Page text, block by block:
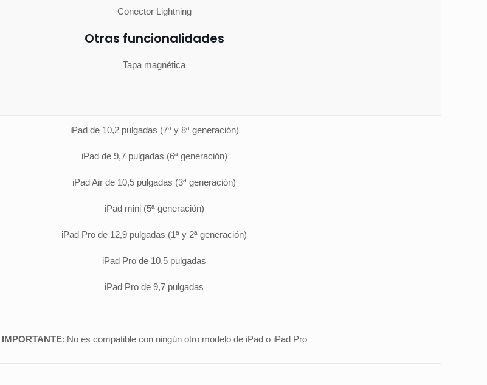
Conector Lightning
Otras funcionalidades
Tapa magnética
iPad de 10,2 pulgadas (7ª y 8ª generación)
iPad de 9,7 pulgadas (6ª generación)
iPad Air de 10,5 pulgadas (3ª generación)
iPad mini (5ª generación)
iPad Pro de 12,9 pulgadas (1ª y 2ª generación)
iPad Pro de 10,5 pulgadas
iPad Pro de 9,7 pulgadas
IMPORTANTE: No es compatible con ningún otro modelo de iPad o iPad Pro